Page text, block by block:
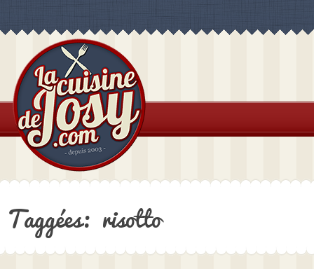
Taggées: risotto